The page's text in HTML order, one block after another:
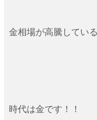
金相場が高騰してい
時代は金です！！